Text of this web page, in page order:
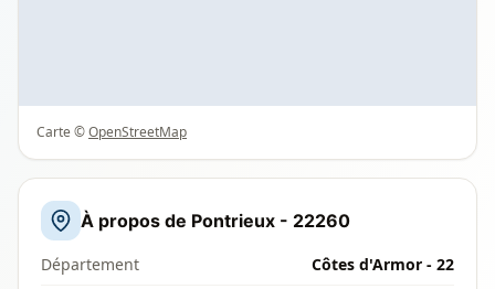
Carte ©OpenStreetMap
À propos de Pontrieux - 22260
Département Côtes d'Armor - 22